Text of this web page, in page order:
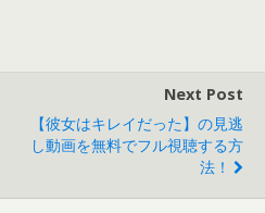
Next Post
【彼女はキレイだった】の見逃
し動画を無料でフル視聴する方
法！